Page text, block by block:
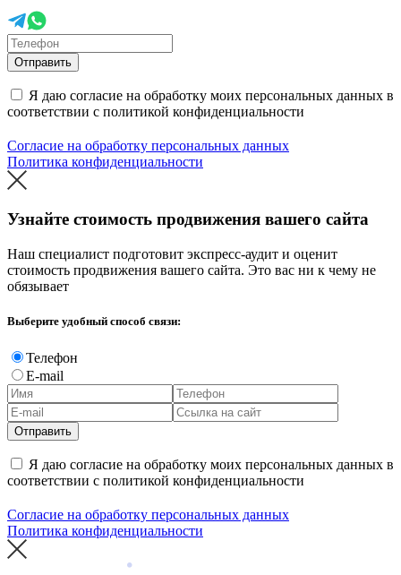
Отправить
Я даю согласие на обработку моих персональных данных в
соответствии с политикой конфиденциальности
Согласие на обработку персональных данных
Политика конфиденциальности
Узнайте стоимость продвижения вашего сайта
Наш специалист подготовит экспресс-аудит и оценит
стоимость продвижения вашего сайта. Это вас ни к чему не
обязывает
Выберите удобный способ связи:
Телефон
E-mail
Отправить
Я даю согласие на обработку моих персональных данных в
соответствии с политикой конфиденциальности
Согласие на обработку персональных данных
Политика конфиденциальности